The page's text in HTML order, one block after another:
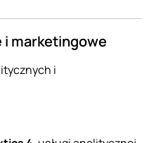
i marketingowe
i